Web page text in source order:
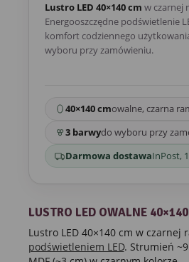
Lustro LED 40×140 cm w czarnej
Energooszczędne podświetlenie
komfort codziennego
wyboru przy zamówieniu.
40×140 cmowalne, czarna
3 barwydo wyboru przy
Darmowa dostawaInPost,
LUSTRO LED OWALNE
Lustro LED 40×140 cm w czarnej
podświetleniem LED. Strumień